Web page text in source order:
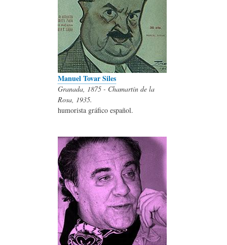
Manuel Tovar Siles
Granada, 1875 - Chamartín de la
Rosa, 1935.
humorista gráfico español.